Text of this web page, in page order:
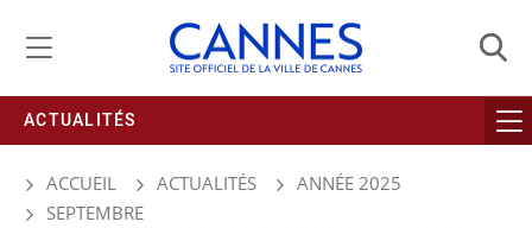
ACTUALITÉS
ACCUEIL ACTUALITÉS
ANNÉE 2025
SEPTEMBRE